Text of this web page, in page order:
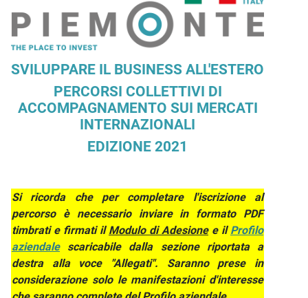
Descrizione iniziativa
SVILUPPARE IL BUSINESS ALL'ESTERO
PERCORSI COLLETTIVI DI
ACCOMPAGNAMENTO SUI MERCATI
INTERNAZIONALI
EDIZIONE 2021
Si ricorda che per completare l'iscrizione al
percorso è necessario inviare in formato PDF
timbrati e firmati ilModulo di Adesionee ilProfilo
aziendalescaricabile dalla sezione riportata a
destra alla voce "Allegati". Saranno prese in
considerazione solo le manifestazioni d'interesse